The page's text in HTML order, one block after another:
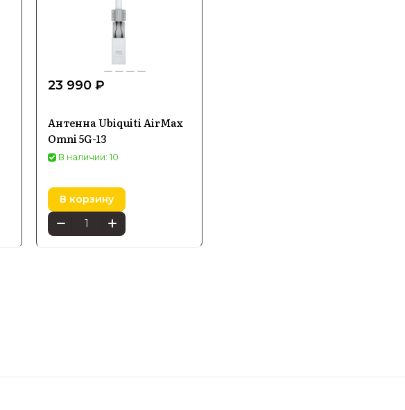
23 990 ₽
Антенна Ubiquiti AirMax
Omni 5G-13
В наличии: 10
В корзину